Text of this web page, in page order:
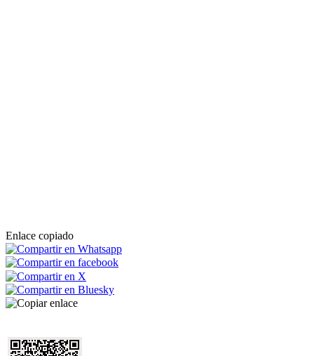
Enlace copiado